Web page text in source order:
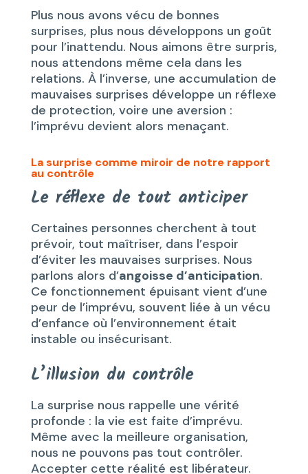
Plus nous avons vécu de bonnes
surprises, plus nous développons un goût
pour l’inattendu. Nous aimons être surpris,
nous attendons même cela dans les
relations. À l’inverse, une accumulation de
mauvaises surprises développe un réflexe
de protection, voire une aversion :
l’imprévu devient alors menaçant.
La surprise comme miroir de notre rapport
au contrôle
Le réflexe de tout anticiper
Certaines personnes cherchent à tout
prévoir, tout maîtriser, dans l’espoir
d’éviter les mauvaises surprises. Nous
parlons alors d’angoisse d’anticipation.
Ce fonctionnement épuisant vient d’une
peur de l’imprévu, souvent liée à un vécu
d’enfance où l’environnement était
instable ou insécurisant.
L’illusion du contrôle
La surprise nous rappelle une vérité
profonde : la vie est faite d’imprévu.
Même avec la meilleure organisation,
nous ne pouvons pas tout contrôler.
Accepter cette réalité est libérateur.